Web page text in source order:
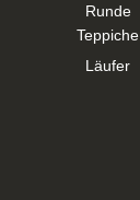
Runde
Teppiche
Läufer